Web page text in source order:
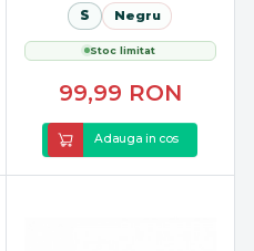
S Negru
Stoc limitat
99,99 RON
Adauga in cos